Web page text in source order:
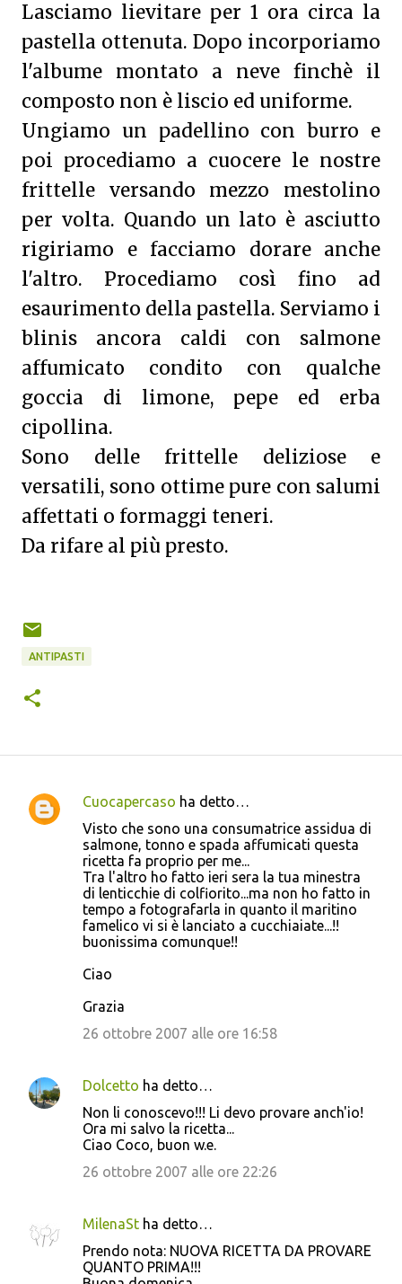
Lasciamo lievitare per 1 ora circa la
pastella ottenuta. Dopo incorporiamo
l'albume montato a neve finchè il
composto non è liscio ed uniforme.
Ungiamo un padellino con burro e
poi procediamo a cuocere le nostre
frittelle versando mezzo mestolino
per volta. Quando un lato è asciutto
rigiriamo e facciamo dorare anche
l'altro. Procediamo così fino ad
esaurimento della pastella. Serviamo i
blinis ancora caldi con salmone
affumicato condito con qualche
goccia di limone, pepe ed erba
cipollina.
Sono delle frittelle deliziose e
versatili, sono ottime pure con salumi
affettati o formaggi teneri.
Da rifare al più presto.
ANTIPASTI
C
Cuocapercaso ha detto…
Visto che sono una consumatrice assidua di
salmone, tonno e spada affumicati questa
ricetta fa proprio per me...
Tra l'altro ho fatto ieri sera la tua minestra
di lenticchie di colfiorito...ma non ho fatto in
tempo a fotografarla in quanto il maritino
famelico vi si è lanciato a cucchiaiate...!!
buonissima comunque!!
Ciao
Grazia
26 ottobre 2007 alle ore 16:58
Dolcetto ha detto…
Non li conoscevo!!! Li devo provare anch'io!
Ora mi salvo la ricetta...
Ciao Coco, buon w.e.
26 ottobre 2007 alle ore 22:26
MilenaSt ha detto…
Prendo nota: NUOVA RICETTA DA PROVARE
QUANTO PRIMA!!!